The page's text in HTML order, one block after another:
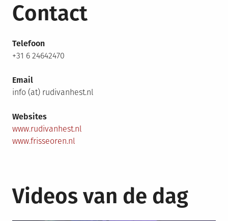
Contact
Telefoon
+31 6 24642470
Email
info (at) rudivanhest.nl
Websites
www.rudivanhest.nl
www.frisseoren.nl
Videos van de dag